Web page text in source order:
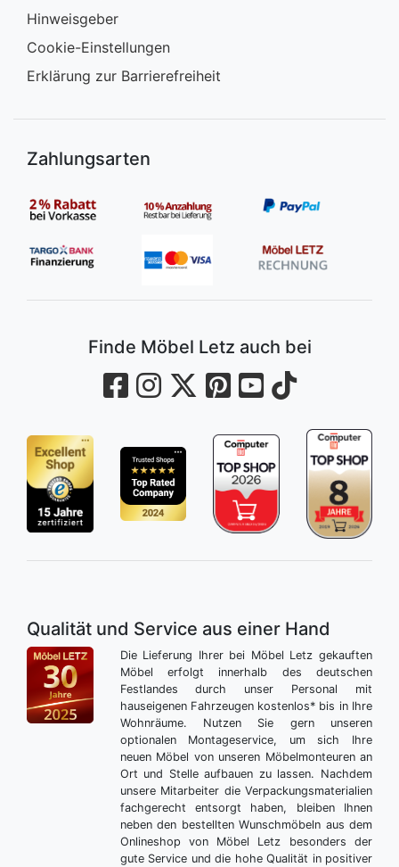
Hinweisgeber
Cookie-Einstellungen
Erklärung zur Barrierefreiheit
Zahlungsarten
Finde Möbel Letz auch bei
Qualität und Service aus einer Hand
Die Lieferung Ihrer bei Möbel Letz gekauften
Möbel erfolgt innerhalb des deutschen
Festlandes durch unser Personal mit
hauseigenen Fahrzeugen kostenlos* bis in Ihre
Wohnräume. Nutzen Sie gern unseren
optionalen Montageservice, um sich Ihre
neuen Möbel von unseren Möbelmonteuren an
Ort und Stelle aufbauen zu lassen. Nachdem
unsere Mitarbeiter die Verpackungsmaterialien
fachgerecht entsorgt haben, bleiben Ihnen
neben den bestellten Wunschmöbeln aus dem
Onlineshop von Möbel Letz besonders der
gute Service und die hohe Qualität in positiver